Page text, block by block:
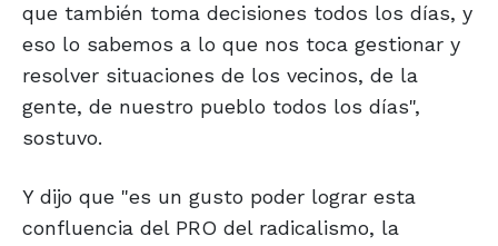
que también toma decisiones todos los días, y
eso lo sabemos a lo que nos toca gestionar y
resolver situaciones de los vecinos, de la
gente, de nuestro pueblo todos los días",
sostuvo.
Y dijo que "es un gusto poder lograr esta
confluencia del PRO del radicalismo, la